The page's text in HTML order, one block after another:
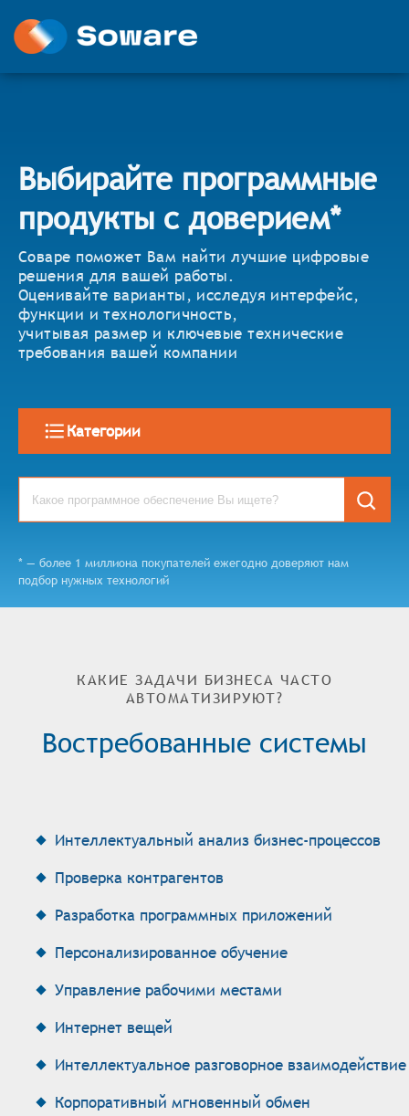
Выбирайте программные
продукты с доверием*
Соваре поможет Вам найти лучшие цифровые
решения для вашей работы.
Оценивайте варианты, исследуя интерфейс,
функции и технологичность,
учитывая размер и ключевые технические
требования вашей компании
Категории
* — более 1 миллиона покупателей ежегодно доверяют нам
подбор нужных технологий
КАКИЕ ЗАДАЧИ БИЗНЕСА ЧАСТО
АВТОМАТИЗИРУЮТ?
Востребованные системы
Интеллектуальный анализ бизнес-процессов
Проверка контрагентов
Разработка программных приложений
Персонализированное обучение
Управление рабочими местами
Интернет вещей
Интеллектуальное разговорное взаимодействие
Корпоративный мгновенный обмен